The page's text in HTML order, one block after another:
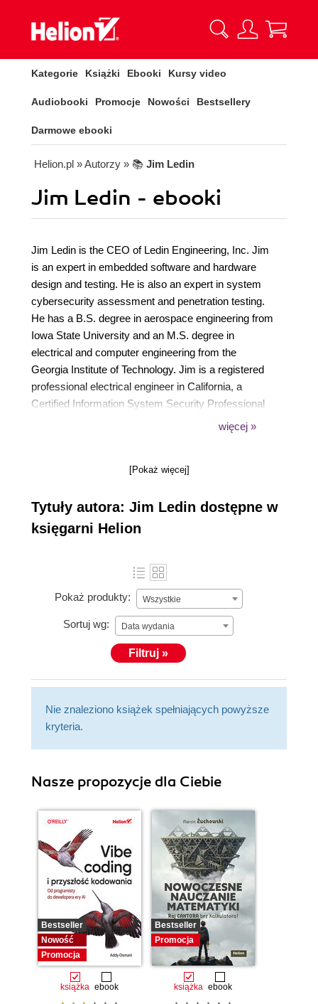
Kategorie Książki Ebooki Kursy video
Audiobooki Promocje Nowości Bestsellery
Darmowe ebooki
Helion.pl » Autorzy » 📚 Jim Ledin
Jim Ledin - ebooki
Jim Ledin is the CEO of Ledin Engineering, Inc. Jim
is an expert in embedded software and hardware
design and testing. He is also an expert in system
cybersecurity assessment and penetration testing.
He has a B.S. degree in aerospace engineering from
Iowa State University and an M.S. degree in
electrical and computer engineering from the
Georgia Institute of Technology. Jim is a registered
professional electrical engineer in California, a
Certified Information System Security Professional
(CISSP), a Certified Ethical Hacker (CEH), and a
więcej »
[Pokaż więcej]
Tytuły autora: Jim Ledin dostępne w
księgarni Helion
Pokaż produkty: Wszystkie
Sortuj wg: Data wydania
Filtruj »
Nie znaleziono książek spełniających powyższe
kryteria.
Nasze propozycje dla Ciebie
Bestseller
Nowość
Promocja
książka ebook
Bestseller
Promocja
książka ebook